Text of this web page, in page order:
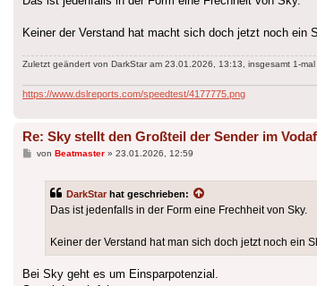
Keiner der Verstand hat macht sich doch jetzt noch ein
Zuletzt geändert von DarkStaram 23.01.2026, 13:13, insgesamt 1-mal
https://www.dslreports.com/speedtest/4177775.png
Re: Sky stellt den Großteil der Sender im
Beitrag
von Beatmaster» 23.01.2026, 12:59
DarkStar hat geschrieben:
Das ist jedenfalls in der Form eine Frechheit von Sky.
Keiner der Verstand hat man sich doch jetzt noch ein
Bei Sky geht es um Einsparpotenzial.